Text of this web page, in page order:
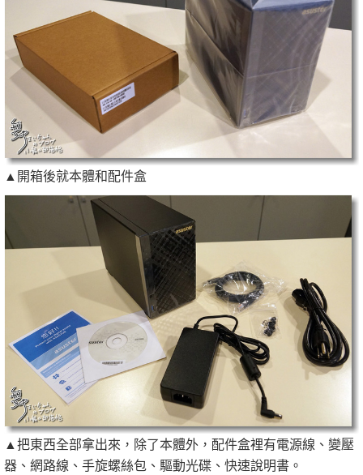
▲開箱後就本體和配件盒
▲把東西全部拿出來，除了本體外，配件盒裡有電源線、變壓
器、網路線、手旋螺絲包、驅動光碟、快速說明書。